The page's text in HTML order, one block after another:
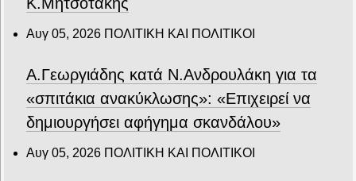
Αυγ 05, 2026 ΠΟΛΙΤΙΚΗ ΚΑΙ ΠΟΛΙΤΙΚΟΙ
Α.Γεωργιάδης κατά Ν.Ανδρουλάκη για τα
«σπιτάκια ανακύκλωσης»: «Επιχειρεί να
δημιουργήσει αφήγημα σκανδάλου»
Αυγ 05, 2026 ΠΟΛΙΤΙΚΗ ΚΑΙ ΠΟΛΙΤΙΚΟΙ